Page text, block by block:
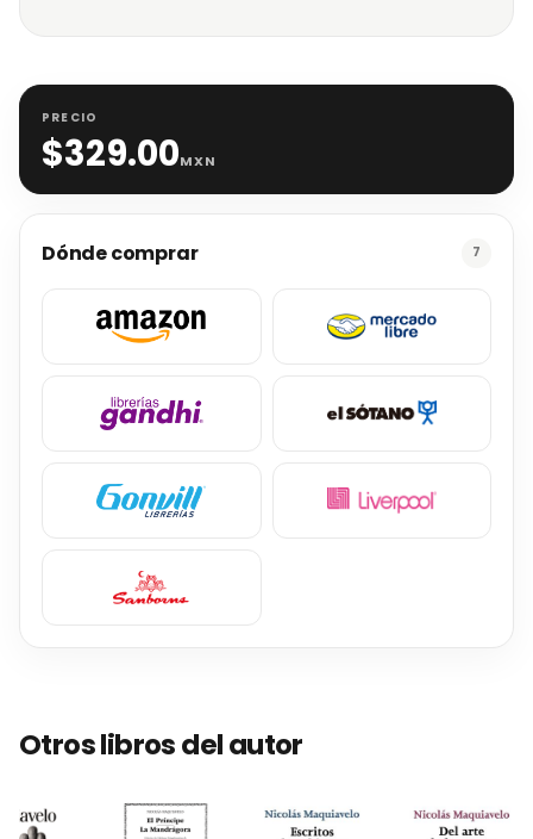
PRECIO
$329.00MXN
Dónde comprar 7
Otros libros del autor